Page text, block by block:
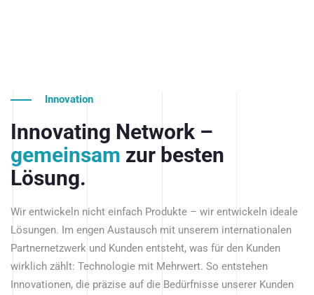
Innovation
Innovating Network –
gemeinsam zur besten
Lösung.
Wir entwickeln nicht einfach Produkte – wir entwickeln ideale
Lösungen. Im engen Austausch mit unserem internationalen
Partnernetzwerk und Kunden entsteht, was für den Kunden
wirklich zählt: Technologie mit Mehrwert. So entstehen
Innovationen, die präzise auf die Bedürfnisse unserer Kunden